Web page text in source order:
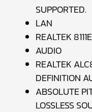
SUPPORTED.
LAN
REALTEK
AUDIO
REALTEK
DEFINITION
ABSOLUTE
LOSSLESS